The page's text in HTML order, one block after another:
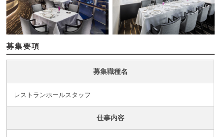
募集要項
募集職種名
レストランホールスタッフ
仕事内容